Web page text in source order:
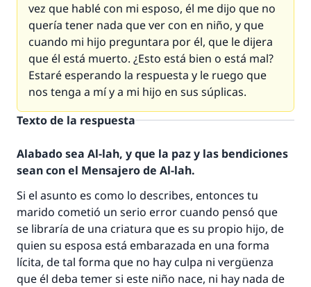
vez que hablé con mi esposo, él me dijo que no
quería tener nada que ver con en niño, y que
cuando mi hijo preguntara por él, que le dijera
que él está muerto. ¿Esto está bien o está mal?
Estaré esperando la respuesta y le ruego que
nos tenga a mí y a mi hijo en sus súplicas.
Texto de la respuesta
Alabado sea Al-lah, y que la paz y las bendiciones
sean con el Mensajero de Al-lah.
Si el asunto es como lo describes, entonces tu
marido cometió un serio error cuando pensó que
se libraría de una criatura que es su propio hijo, de
quien su esposa está embarazada en una forma
lícita, de tal forma que no hay culpa ni vergüenza
que él deba temer si este niño nace, ni hay nada de